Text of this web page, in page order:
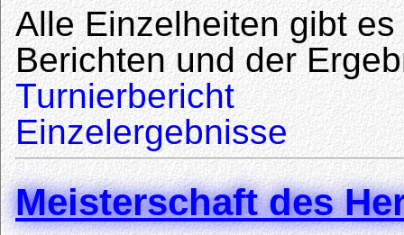
Alle Einzelheiten gibt
Berichten und der
Turnierbericht
Einzelergebnisse
Meisterschaft des